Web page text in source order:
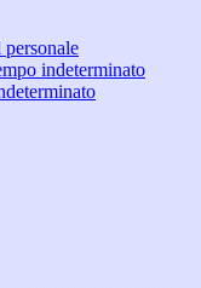
indeterminato